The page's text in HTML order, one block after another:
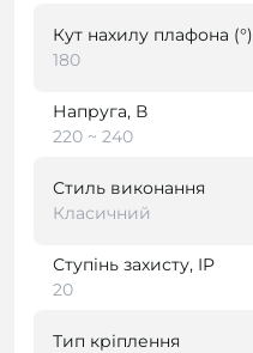
Кут нахилу плафона (°)
180
Напруга, В
220 ~ 240
Стиль виконання
Класичний
Ступінь захисту, IP
20
Тип кріплення